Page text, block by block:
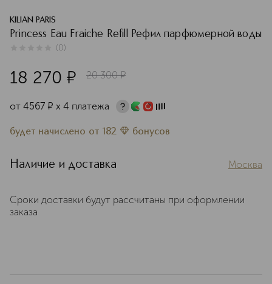
KILIAN PARIS
Princess Eau Fraiche Refill Рефил парфюмерной воды
(0)
18 270 ¤ 20 300 ¤
от 4567 ¤ х 4 платежа
будет начислено от 182 бонусов
Наличие и доставка Москва
Сроки доставки будут рассчитаны при оформлении
заказа